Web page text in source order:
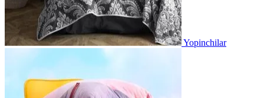
Yopinchilar